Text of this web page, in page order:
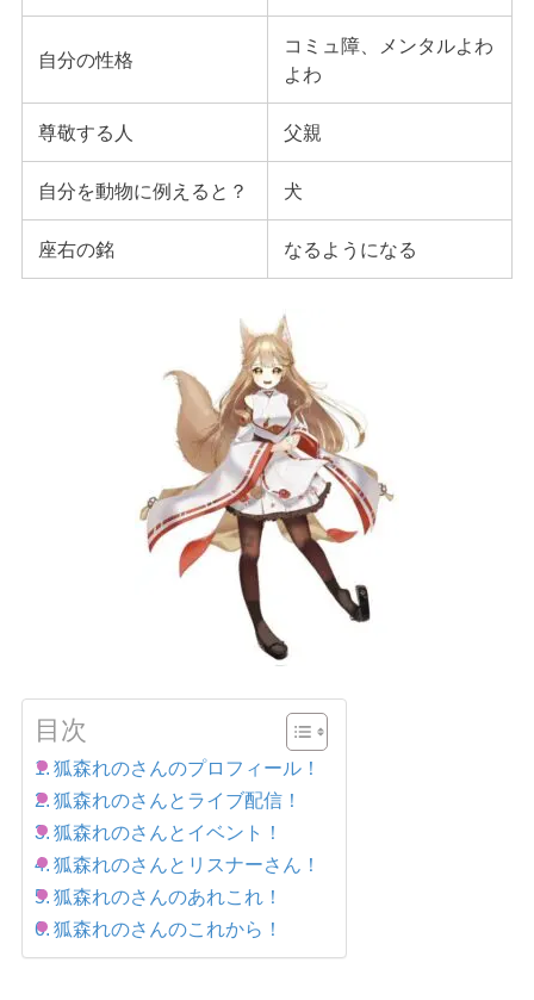
自分の性格
コミュ障、メンタルよわ
よわ
尊敬する人 父親
自分を動物に例えると？ 犬
座右の銘 なるようになる
目次
狐森れのさんのプロフィール！
狐森れのさんとライブ配信！
狐森れのさんとイベント！
狐森れのさんとリスナーさん！
狐森れのさんのあれこれ！
狐森れのさんのこれから！